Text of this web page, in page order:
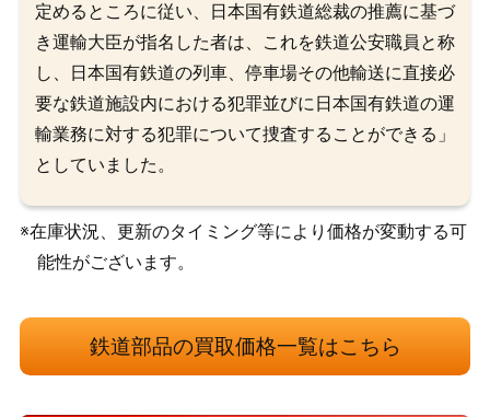
定めるところに従い、日本国有鉄道総裁の推薦に基づ
き運輸大臣が指名した者は、これを鉄道公安職員と称
し、日本国有鉄道の列車、停車場その他輸送に直接必
要な鉄道施設内における犯罪並びに日本国有鉄道の運
輸業務に対する犯罪について捜査することができる」
としていました。
※在庫状況、更新のタイミング等により価格が変動する可
能性がございます。
鉄道部品の買取価格一覧はこちら